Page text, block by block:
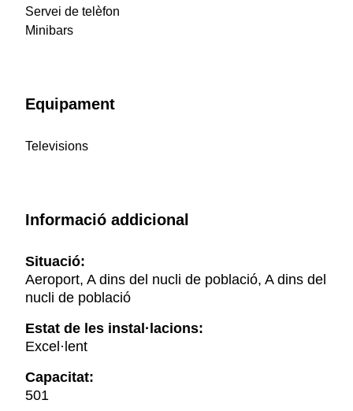
Servei de telèfon
Minibars
Equipament
Televisions
Informació addicional
Situació:
Aeroport, A dins del nucli de població, A dins del
nucli de població
Estat de les instal·lacions:
Excel·lent
Capacitat:
501